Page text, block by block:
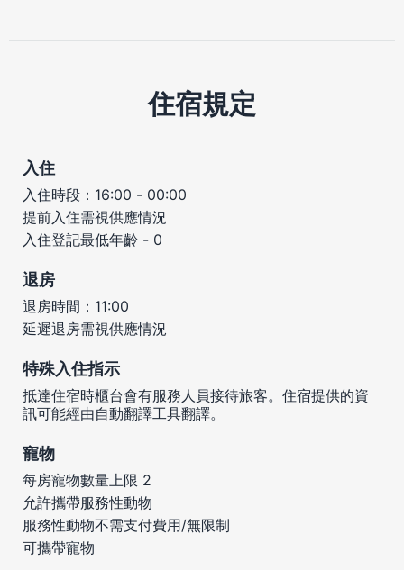
住宿規定
入住
入住時段：16:00 - 00:00
提前入住需視供應情況
入住登記最低年齡 - 0
退房
退房時間：11:00
延遲退房需視供應情況
特殊入住指示
抵達住宿時櫃台會有服務人員接待旅客。住宿提供的資
訊可能經由自動翻譯工具翻譯。
寵物
每房寵物數量上限 2
允許攜帶服務性動物
服務性動物不需支付費用/無限制
可攜帶寵物